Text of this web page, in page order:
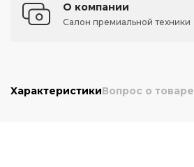
О компании
Салон премиальной техники
ХарактеристикиВопрос о товаре